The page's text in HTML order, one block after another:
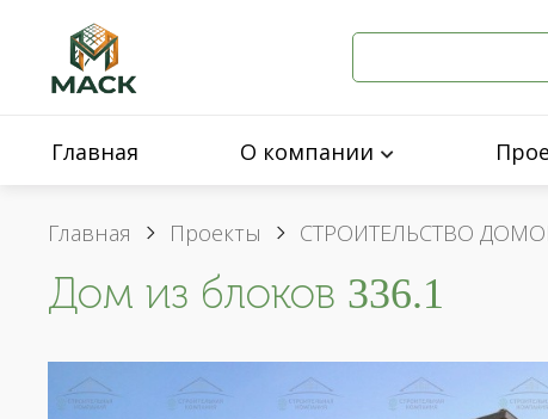
Главная О компании
Главная Проекты СТРОИТЕЛЬСТВО
Дом из блоков 336.1